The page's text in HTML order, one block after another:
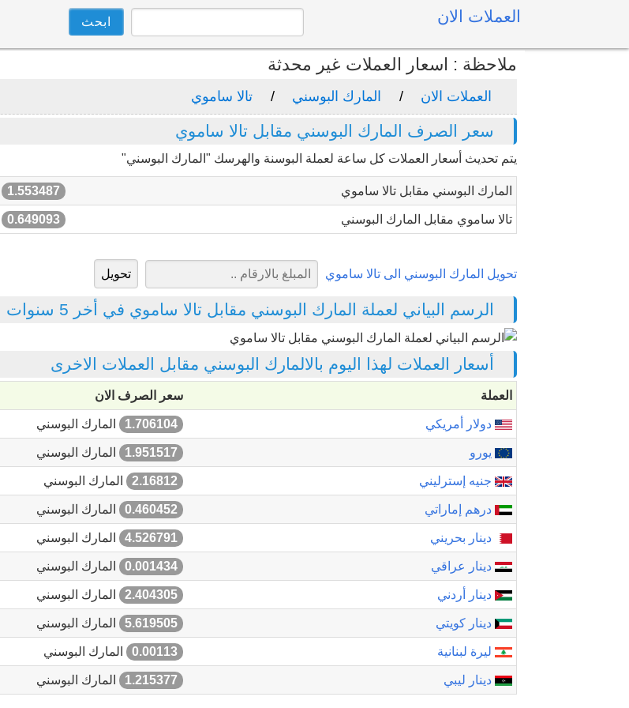
العملات الان
ملاحظة : اسعار العملات غير محدثة
العملات الان المارك البوسني تالا ساموي
سعر الصرف المارك البوسني مقابل تالا ساموي
يتم تحديث أسعار العملات كل ساعة لعملة البوسنة والهرسك "المارك البوسني"
المارك البوسني مقابل تالا ساموي 1.553487
تالا ساموي مقابل المارك البوسني 0.649093
تحويل المارك البوسني الى تالا ساموي
الرسم البياني لعملة المارك البوسني مقابل تالا ساموي في أخر 5 سنوات
أسعار العملات لهذا اليوم بالالمارك البوسني مقابل العملات الاخرى
العملة سعر الصرف الان
دولار أمريكي 1.706104 المارك البوسني
يورو 1.951517 المارك البوسني
جنيه إسترليني 2.16812 المارك البوسني
درهم إماراتي 0.460452 المارك البوسني
دينار بحريني 4.526791 المارك البوسني
دينار عراقي 0.001434 المارك البوسني
دينار أردني 2.404305 المارك البوسني
دينار كويتي 5.619505 المارك البوسني
ليرة لبنانية 0.00113 المارك البوسني
دينار ليبي 1.215377 المارك البوسني